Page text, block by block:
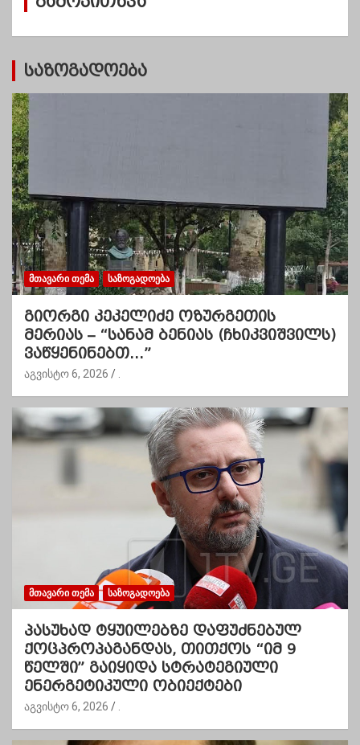
ი
საზოგადოება
ᲛᲗᲐᲕᲐᲠᲘ ᲗᲔᲛᲐ ᲡᲐᲖᲝᲒᲐᲓᲝᲔᲑᲐ
გიორგი კეკელიძე ოზურგეთის
მერიას – “სანამ ბენიას (ჩხიკვიშვილს)
ვაწყენინებთ…”
აგვისტო 6, 2026
ᲛᲗᲐᲕᲐᲠᲘ ᲗᲔᲛᲐ ᲡᲐᲖᲝᲒᲐᲓᲝᲔᲑᲐ
პასუხად ტყუილებზე დაფუძნებულ
ქოცპროპაგანდას, თითქოს “იმ 9
წელში” გაიყიდა სტრატეგიული
ენერგეტიკული ობიექტები
აგვისტო 6, 2026